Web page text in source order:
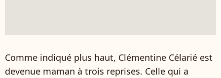
Comme indiqué plus haut, Clémentine Célarié est
devenue maman à trois reprises. Celle qui a